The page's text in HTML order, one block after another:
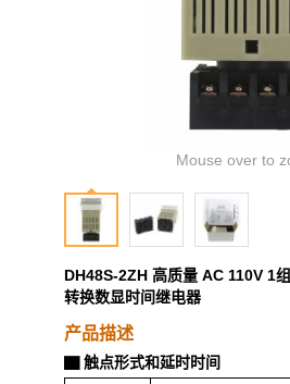
Mouse over to
DH48S-2ZH 高质量 AC 110V 1
转换数显时间继电器
产品描述
触点形式和延时时间